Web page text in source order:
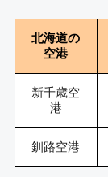
北海道の
空港
新千歳空
港
釧路空港